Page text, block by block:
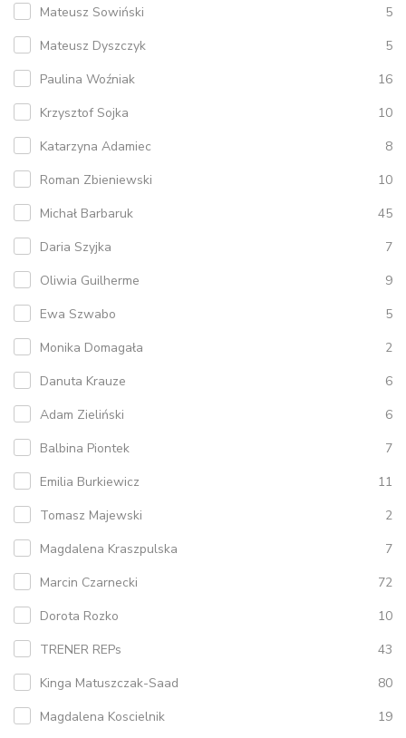
Mateusz Sowiński
5
Mateusz Dyszczyk
5
Paulina Woźniak
16
Krzysztof Sojka
10
Katarzyna Adamiec
8
Roman Zbieniewski
10
Michał Barbaruk
45
Daria Szyjka
7
Oliwia Guilherme
9
Ewa Szwabo
5
Monika Domagała
2
Danuta Krauze
6
Adam Zieliński
6
Balbina Piontek
7
Emilia Burkiewicz
11
Tomasz Majewski
2
Magdalena Kraszpulska
7
Marcin Czarnecki
72
Dorota Rozko
10
TRENER REPs
43
Kinga Matuszczak-Saad
80
Magdalena Koscielnik
19